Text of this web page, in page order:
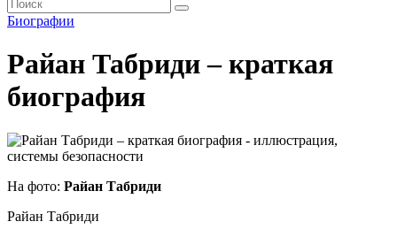
Биографии
Райан Табриди – краткая
биография
На фото: Райан Табриди
Райан Табриди